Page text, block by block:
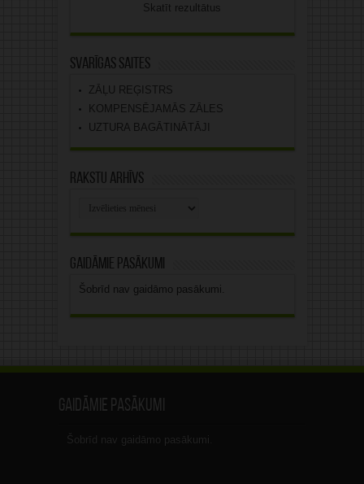
Skatīt rezultātus
Svarīgas saites
ZĀĻU REĢISTRS
KOMPENSĒJAMĀS ZĀLES
UZTURA BAGĀTINĀTĀJI
Rakstu arhīvs
Gaidāmie pasākumi
Šobrīd nav gaidāmo pasākumi.
Gaidāmie pasākumi
Šobrīd nav gaidāmo pasākumi.